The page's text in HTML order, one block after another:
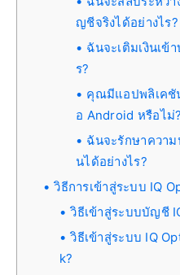
ญชีจริงได้อย่างไร?
ฉันจะเติมเงินเข้
ร?
คุณมีแอปพลิเคชั
อ Android หรือไม่?
ฉันจะรักษาควา
นได้อย่างไร?
วิธีการเข้าสู่ระบบ IQ
วิธีเข้าสู่ระบบบัญชี
วิธีเข้าสู่ระบบ IQ
k?